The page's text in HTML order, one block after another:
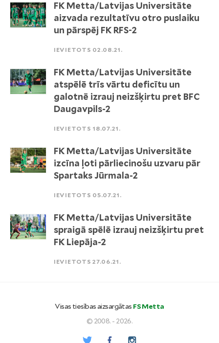
FK Metta/Latvijas Universitāte
aizvada rezultatīvu otro puslaiku
un pārspēj FK RFS-2
IEVIETOTS 02.08.21.
FK Metta/Latvijas Universitāte
atspēlē trīs vārtu deficītu un
galotnē izrauj neizšķirtu pret BFC
Daugavpils-2
IEVIETOTS 18.07.21.
FK Metta/Latvijas Universitāte
izcīna ļoti pārliecinošu uzvaru pār
Spartaks Jūrmala-2
IEVIETOTS 05.07.21.
FK Metta/Latvijas Universitāte
spraigā spēlē izrauj neizšķirtu pret
FK Liepāja-2
IEVIETOTS 27.06.21.
Visas tiesības aizsargātas FS Metta
© 2008. - 2026.